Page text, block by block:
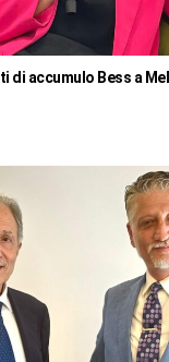
di accumulo Bess a